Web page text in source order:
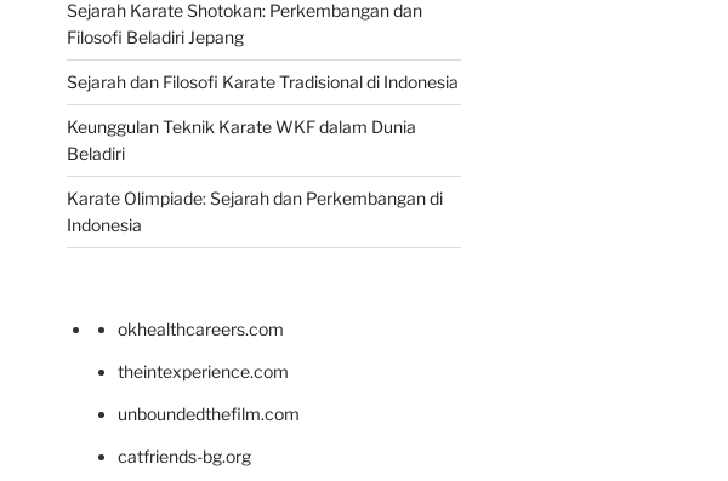
Sejarah Karate Shotokan: Perkembangan dan
Filosofi Beladiri Jepang
Sejarah dan Filosofi Karate Tradisional di Indonesia
Keunggulan Teknik Karate WKF dalam Dunia
Beladiri
Karate Olimpiade: Sejarah dan Perkembangan di
Indonesia
okhealthcareers.com
theintexperience.com
unboundedthefilm.com
catfriends-bg.org